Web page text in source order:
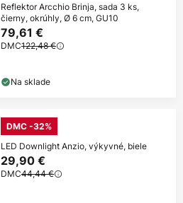
Reflektor Arcchio Brinja, sada 3 ks,
čierny, okrúhly, Ø 6 cm, GU10
79,61 €
DMC122,48 €
Na sklade
DMC -32%
LED Downlight Anzio, výkyvné, biele
29,90 €
DMC44,44 €